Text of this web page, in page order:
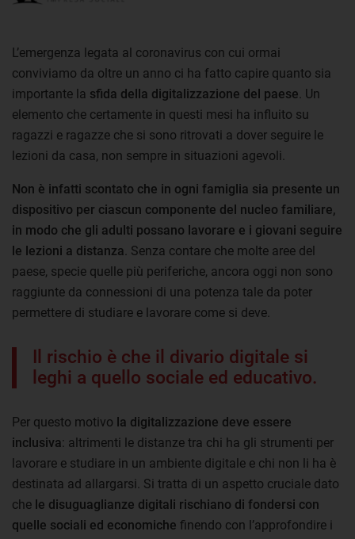
L’emergenza legata al coronavirus con cui ormai
conviviamo da oltre un anno ci ha fatto capire quanto sia
importante la sfida della digitalizzazione del paese . Un
elemento che certamente in questi mesi ha influito su
ragazzi e ragazze che si sono ritrovati a dover seguire le
lezioni da casa, non sempre in situazioni agevoli.
Non è infatti scontato che in ogni famiglia sia presente un
dispositivo per ciascun componente del nucleo familiare,
in modo che gli adulti possano lavorare e i giovani seguire
le lezioni a distanza . Senza contare che molte aree del
paese, specie quelle più periferiche, ancora oggi non sono
raggiunte da connessioni di una potenza tale da poter
permettere di studiare e lavorare come si deve.
Il rischio è che il divario digitale si
leghi a quello sociale ed educativo.
Per questo motivo la digitalizzazione deve essere
inclusiva: altrimenti le distanze tra chi ha gli strumenti per
lavorare e studiare in un ambiente digitale e chi non li ha è
destinata ad allargarsi. Si tratta di un aspetto cruciale dato
che le disuguaglianze digitali rischiano di fondersi con
quelle sociali ed economiche finendo con l’approfondire i